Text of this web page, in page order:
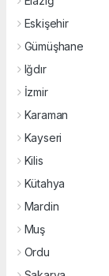
Eskişehir
Gümüşhane
Iğdır
İzmir
Karaman
Kayseri
Kilis
Kütahya
Mardin
Muş
Ordu